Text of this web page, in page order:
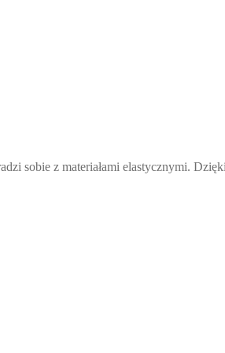
sobie z materiałami elastycznymi.